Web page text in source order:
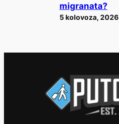
migranata?
5 kolovoza, 2026